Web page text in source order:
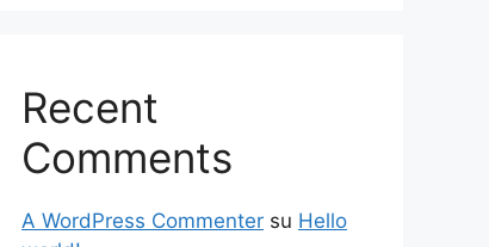
Recent
Comments
A WordPress Commenter su Hello